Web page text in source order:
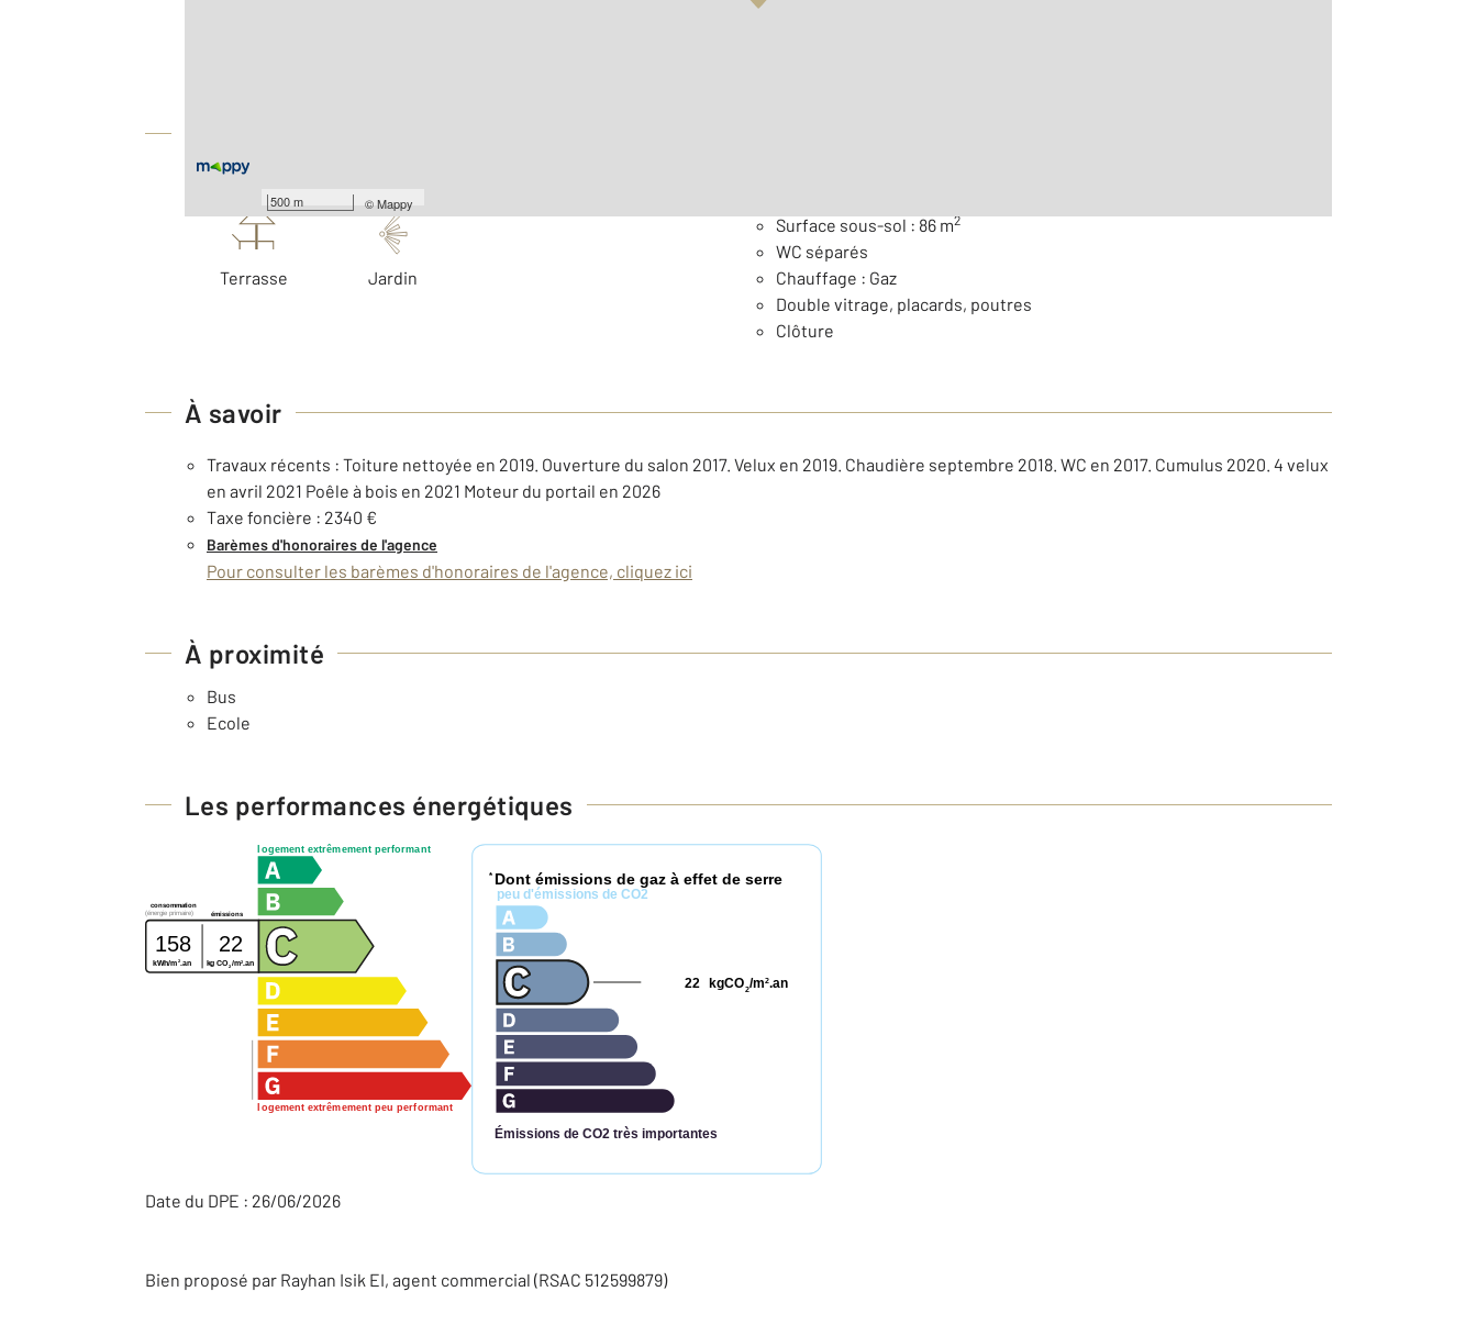
500 m ©Mappy
Terrasse Jardin
Surface sous-sol : 86 m2
WC séparés
Chauffage : Gaz
Double vitrage, placards, poutres
Clôture
À savoir
Travaux récents : Toiture nettoyée en 2019. Ouverture du salon 2017. Velux en 2019. Chaudière septembre 2018. WC en 2017. Cumulus 2020. 4 velux
en avril 2021 Poêle à bois en 2021 Moteur du portail en 2026
Taxe foncière : 2340 €
Barèmes d'honoraires de l'agence
Pour consulter les barèmes d'honoraires de l'agence, cliquez ici
À proximité
Bus
Ecole
Les performances énergétiques
logement extrêmement performant
logement extrêmement peu performant
consommation
émissions
(énergie primaire)
158 22
kWh/m 2 .an kg CO2/m2 .an
* Dont émissions de gaz à effet de serre
peu d'émissions de CO2
Émissions de CO2 très importantes
kgCO2/m2.an
22
Date du DPE : 26/06/2026
Bien proposé par Rayhan Isik EI, agent commercial (RSAC 512599879)